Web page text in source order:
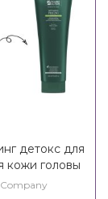
детокс для
кожи головы
Double